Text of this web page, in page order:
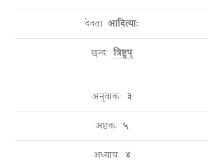
देवता आदित्याः
छन्दः त्रिष्टुप्
अनुवाकः ३
अष्टकः ५
अध्यायः ४